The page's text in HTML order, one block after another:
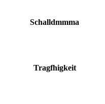
Schalldmmma
Tragfhigkeit